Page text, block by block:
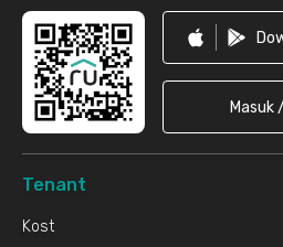
Tenant
Kost